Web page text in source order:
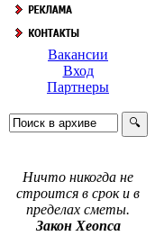
Вакансии
Вход
Партнеры
Ничто никогда не
строится в срок и в
пределах сметы.
Закон Хеопса